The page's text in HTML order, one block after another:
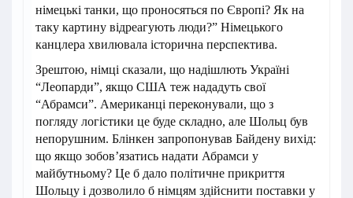
німецькі танки, що проносяться по Європі? Як на
таку картину відреагують люди?” Німецького
канцлера хвилювала історична перспектива.
Зрештою, німці сказали, що надішлють Україні
“Леопарди”, якщо США теж нададуть свої
“Абрамси”. Американці переконували, що з
погляду логістики це буде складно, але Шольц був
непорушним. Блінкен запропонував Байдену вихід:
що якщо зобовʼязатись надати Абрамси у
майбутньому? Це б дало політичне прикриття
Шольцу і дозволило б німцям здійснити поставки у